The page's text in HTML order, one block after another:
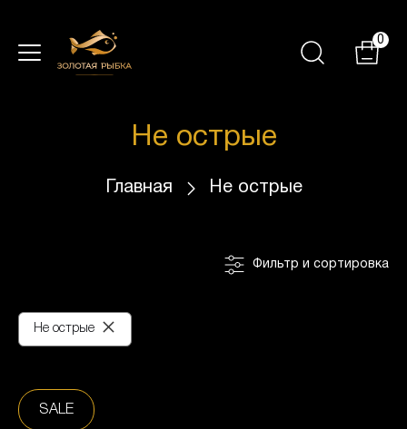
0
Не острые
Главная Не острые
Не острые ×
Фильтр и сортировка
SALE